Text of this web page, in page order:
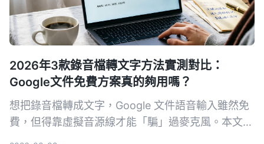
2026年3款錄音檔轉文字方法實測對比：
Google文件免費方案真的夠用嗎？
想把錄音檔轉成文字，Google 文件語音輸入雖然免
費，但得靠虛擬音源線才能「騙」過麥克風。本文實